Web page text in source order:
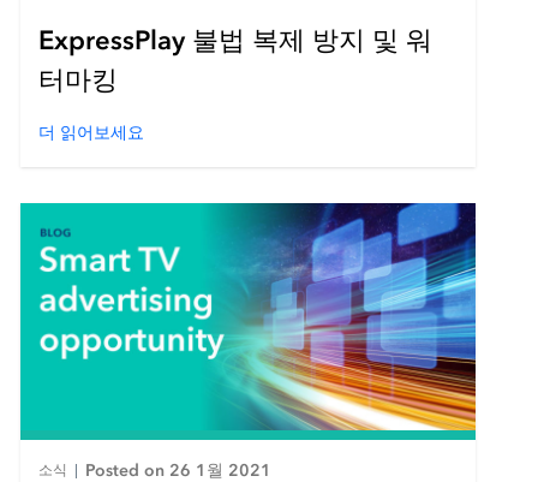
ExpressPlay 불법 복제 방지 및 워
터마킹
더 읽어보세요
소식 Posted on 26 1월 2021